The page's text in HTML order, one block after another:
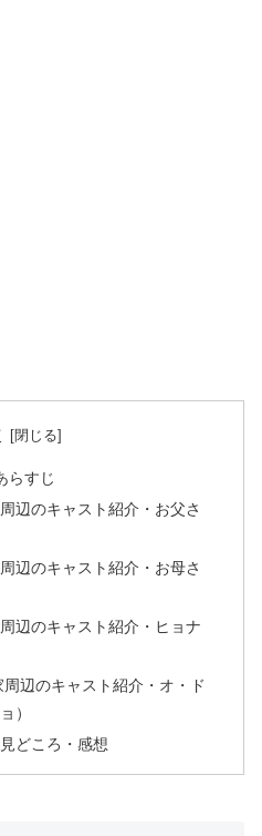
らすじ
辺のキャスト紹介・お父さ
辺のキャスト紹介・お母さ
辺のキャスト紹介・ヒョナ
辺のキャスト紹介・オ・ド
）
どころ・感想